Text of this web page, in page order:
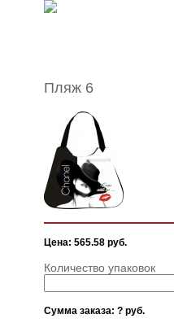
Пляж 6
Цена: 565.58 руб.
Количество упаковок
Сумма заказа: ? руб.